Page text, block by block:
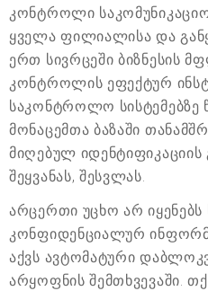
კონტროლი
ყველა ფილიალისა და
ერთ სივრცეში ბიზნესის
კონტროლის ეფექტურ
საკონტროლო სისტემებზე
მონაცემთა ბაზაში
მიღებულ
შეყვანას, შესვლას.
არცერთი უცხო არ იყენებს
კონფიდენციალურ
აქვს ავტომატური
არყოფნის შემთხვევაში.